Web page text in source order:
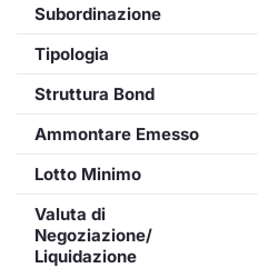
Subordinazione
Tipologia
Struttura Bond
Ammontare Emesso
Lotto Minimo
Valuta di
Negoziazione/
Liquidazione